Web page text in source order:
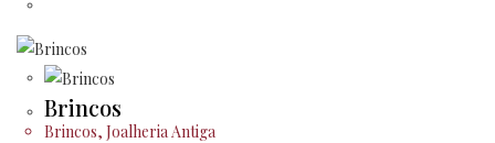
Brincos
Brincos, Joalheria Antiga